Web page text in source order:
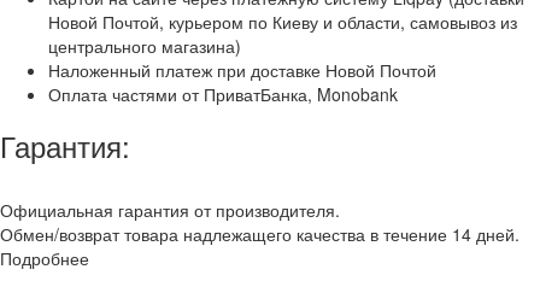
Новой Почтой, курьером по Киеву и области, самовывоз из
центрального магазина)
Наложенный платеж при доставке Новой Почтой
Оплата частями от ПриватБанка, Monobank
Гарантия:
Официальная гарантия от производителя.
Обмен/возврат товара надлежащего качества в течение 14 дней.
Подробнее